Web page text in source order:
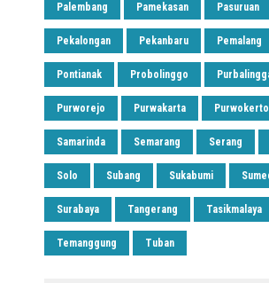
Palembang Pamekasan Pasuruan
Pekalongan Pekanbaru Pemalang
Pontianak Probolinggo
Purworejo Purwakarta Purwokerto
Samarinda Semarang Serang
Solo Subang Sukabumi
Surabaya Tangerang Tasikmalaya
Temanggung Tuban